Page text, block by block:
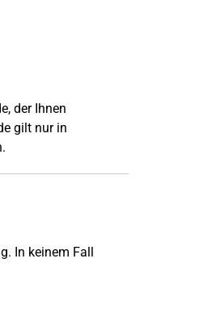
der Ihnen
gilt nur in
In keinem Fall